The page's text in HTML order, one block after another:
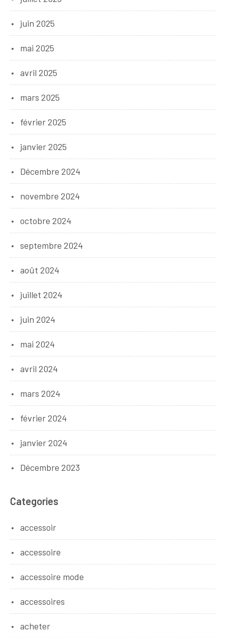
juin 2025
mai 2025
avril 2025
mars 2025
février 2025
janvier 2025
Décembre 2024
novembre 2024
octobre 2024
septembre 2024
août 2024
juillet 2024
juin 2024
mai 2024
avril 2024
mars 2024
février 2024
janvier 2024
Décembre 2023
Categories
accessoir
accessoire
accessoire mode
accessoires
acheter